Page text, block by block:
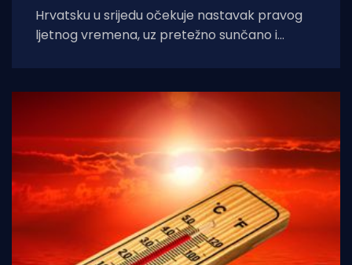
Hrvatsku u srijedu očekuje nastavak pravog
ljetnog vremena, uz pretežno sunčano i